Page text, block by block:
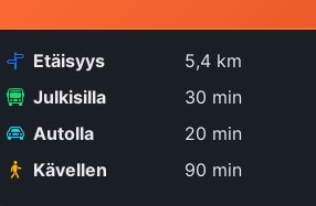
Etäisyys
5,4 km
Julkisilla
30 min
Autolla
20 min
Kävellen
90 min